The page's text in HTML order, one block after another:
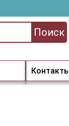
Поиск